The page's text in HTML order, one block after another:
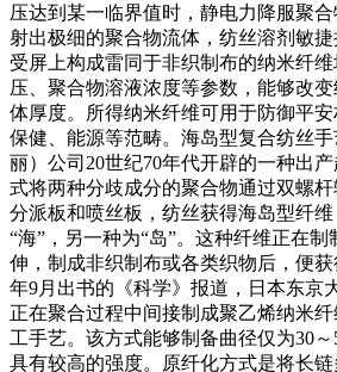
压达到某一临界值时，静电力降服聚
射出极细的聚合物流体，纺丝溶剂敏
受屏上构成雷同于非织制布的纳米纤
压、聚合物溶液浓度等参数，能够改
体厚度。所得纳米纤维可用于防御平
保健、能源等范畴。海岛型复合纺丝
丽）公司20世纪70年代开辟的一种出
式将两种分歧成分的聚合物通过双螺
分派板和喷丝板，纺丝获得海岛型纤
“海”，另一种为“岛”。这种纤维正在
伸，制成非织制布或各类织物后，便
年9月出书的《科学》报道，日本东京
正在聚合过程中间接制成聚乙烯纳米
工手艺。该方式能够制备曲径仅为30～
具有较高的强度。原纤化方式是将长